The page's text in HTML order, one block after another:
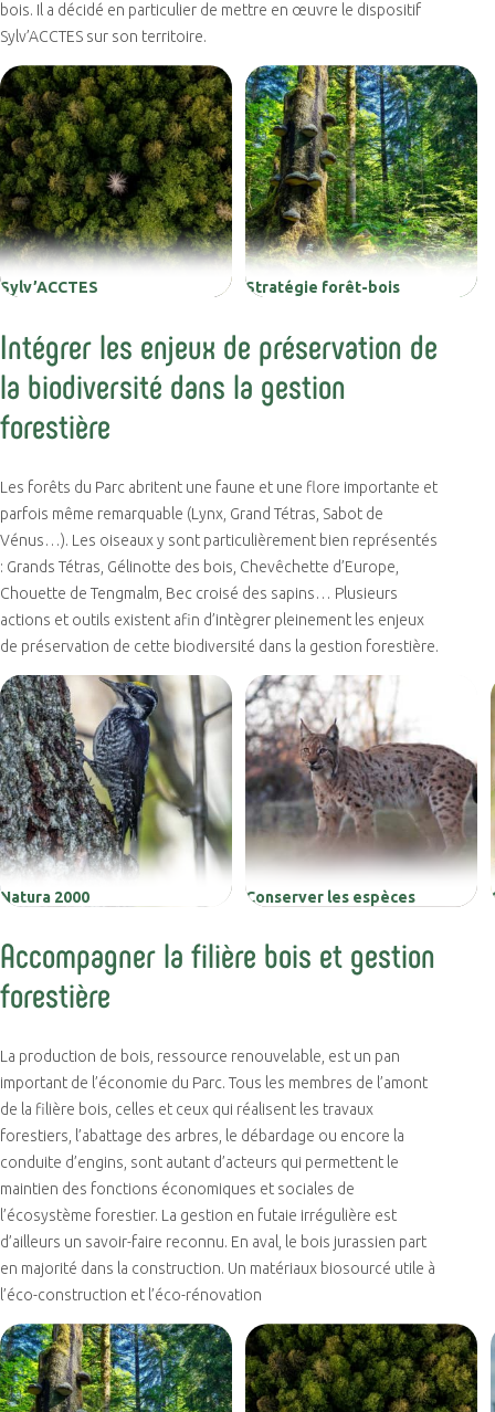
bois. Il a décidé en particulier de mettre en œuvre le dispositif
Sylv’ACCTES sur son territoire.
Sylv’ACCTES Stratégie forêt-bois
Intégrer les enjeux de préservation de
la biodiversité dans la gestion
forestière
Les forêts du Parc abritent une faune et une flore importante et
parfois même remarquable (Lynx, Grand Tétras, Sabot de
Vénus…). Les oiseaux y sont particulièrement bien représentés
: Grands Tétras, Gélinotte des bois, Chevêchette d’Europe,
Chouette de Tengmalm, Bec croisé des sapins… Plusieurs
actions et outils existent afin d’intègrer pleinement les enjeux
de préservation de cette biodiversité dans la gestion forestière.
Natura 2000 Conserver les espèces
Accompagner la filière bois et gestion
forestière
La production de bois, ressource renouvelable, est un pan
important de l’économie du Parc. Tous les membres de l’amont
de la filière bois, celles et ceux qui réalisent les travaux
forestiers, l’abattage des arbres, le débardage ou encore la
conduite d’engins, sont autant d’acteurs qui permettent le
maintien des fonctions économiques et sociales de
l’écosystème forestier. La gestion en futaie irrégulière est
d’ailleurs un savoir-faire reconnu. En aval, le bois jurassien part
en majorité dans la construction. Un matériaux biosourcé utile à
l’éco-construction et l’éco-rénovation